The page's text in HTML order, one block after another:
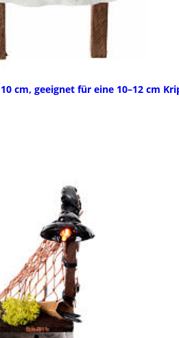
cm, geeignet für eine 10–12 cm